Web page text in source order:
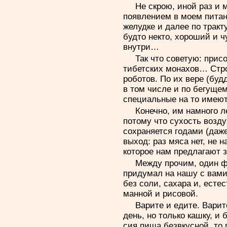
Не скрою, иной раз и
появлением в моем
желудке и далее по
будто некто, хороший и
внутри…
Так что советую:
тибетских монахов…
роботов. По их вере
в том числе и по
специальные на то
Конечно, им намного
потому что сухость
сохраняется годами
выход: раз мяса нет, не
которое нам предлагают
Между прочим, один
придумал на нашу с
без соли, сахара и,
манной и рисовой.
Варите и едите.
день, но только кашку, и